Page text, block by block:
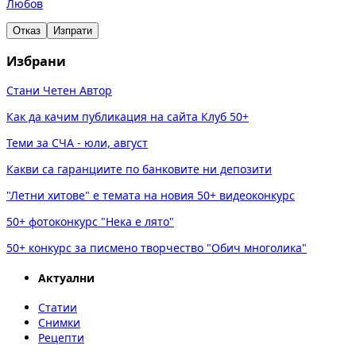
Любов
Отказ Изпрати
Избрани
Стани Четен Автор
Как да качим публикация на сайта Клуб 50+
Теми за СЧА - юли, август
Какви са гаранциите по банковите ни депозити
"Летни хитове" е темата на новия 50+ видеоконкурс
50+ фотоконкурс "Нека е лято"
50+ конкурс за писмено творчество "Обич многолика"
Актуални
Статии
Снимки
Рецепти